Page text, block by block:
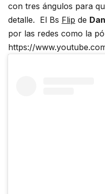
con tres ángulos para
detalle. El Bs Flip de
por las redes como la
https://